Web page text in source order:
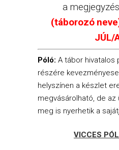
a
(táborozó
JÚL/
Póló: A tábor hivatalos
részére
helyszínen a készlet
megvásárolható, de
meg is nyerhetik a
VICCES